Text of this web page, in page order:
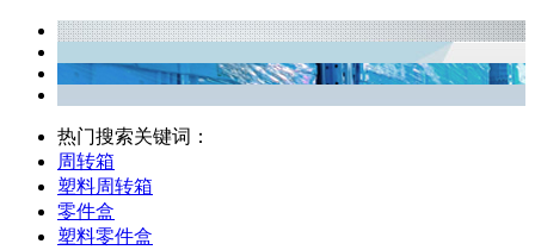
热门搜索关键词：
周转箱
塑料周转箱
零件盒
塑料零件盒